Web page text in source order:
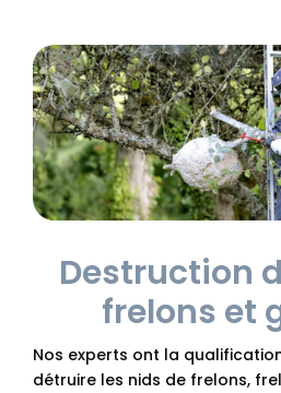
Destruction
frelons et
Nos experts ont la
détruire les nids de frelons,